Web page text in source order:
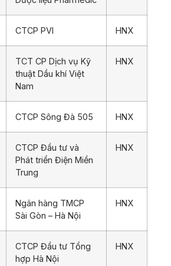
CTCP PVI HNX
TCT CP Dịch vụ Kỹ
thuật Dầu khí Việt
Nam
HNX
CTCP Sông Đà 505 HNX
CTCP Đầu tư và
Phát triển Điện Miền
Trung
HNX
Ngân hàng TMCP
Sài Gòn – Hà Nội
HNX
CTCP Đầu tư Tổng
hợp Hà Nội
HNX